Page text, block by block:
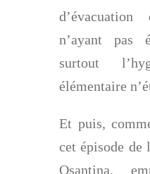
n’ayant pas
surtout
élémentaire
Et puis,
cet épisode de
Qsantina,